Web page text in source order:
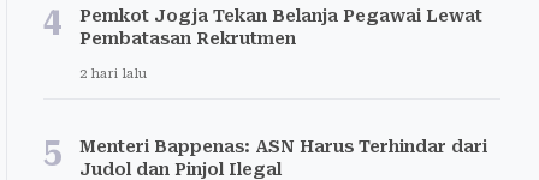
4
Pemkot Jogja Tekan Belanja Pegawai Lewat
Pembatasan Rekrutmen
2 hari lalu
5
Menteri Bappenas: ASN Harus Terhindar dari
Judol dan Pinjol Ilegal